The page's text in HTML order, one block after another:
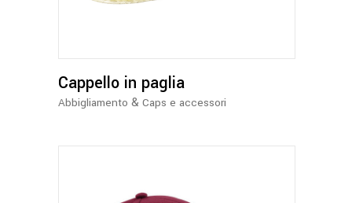
Cappello in paglia
Abbigliamento & Caps e accessori